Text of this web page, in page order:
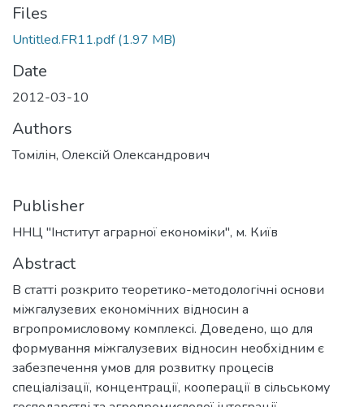
Files
Untitled.FR11.pdf(1.97 MB)
Date
2012-03-10
Authors
Томілін, Олексій Олександрович
Publisher
ННЦ "Інститут аграрної економіки", м. Київ
Abstract
В статті розкрито теоретико-методологічні основи
міжгалузевих економічних відносин а
вгропромисловому комплексі. Доведено, що для
формування міжгалузевих відносин необхідним є
забезпечення умов для розвитку процесів
спеціалізації, концентрації, кооперації в сільському